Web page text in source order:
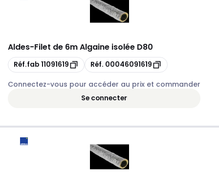
Aldes-Filet de 6m Algaine isolée D80
Copie
Réf.fab 11091619 Copie
Réf. 00046091619
Connectez-vous pour accéder au prix et commander
Se connecter